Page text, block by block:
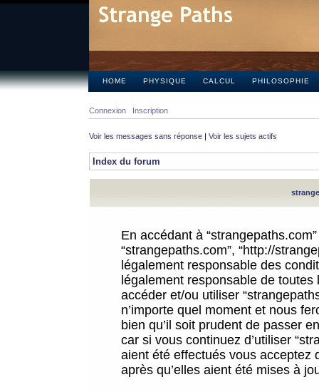
HOME PHYSIQUE CALCUL PHILOSOPHIE
Connexion Inscription
Voir les messages sans réponse | Voir les sujets actifs
Index du forum
En accédant à
“strangepaths.com”, “http://
légalement responsable des
légalement responsable de
accéder et/ou utiliser
n’importe quel moment et nous
bien qu’il soit prudent de passer
car si vous continuez d’utiliser
aient été effectués vous acceptez
après qu’elles aient été mises à